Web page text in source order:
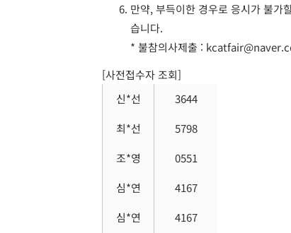
만약, 부득이한 경우로 응시가 불가
습니다.
* 불참의사제출 :
[사전접수자 조회]
신*선
3644
최*선
5798
조*영
0551
심*연
4167
심*연
4167